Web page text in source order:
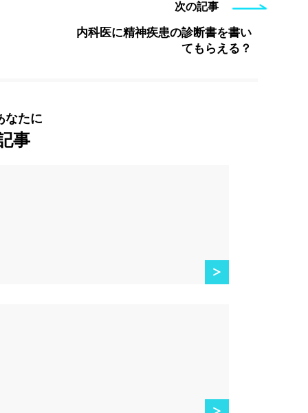
次の記事
内科医に精神疾患の診断書を書い
てもらえる？
なたに
事